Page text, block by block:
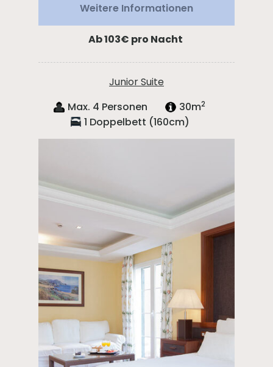
Weitere Informationen
Ab 103€ pro Nacht
Junior Suite
Max. 4 Personen
30m2
1 Doppelbett (160cm)